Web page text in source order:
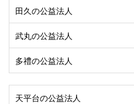
田久の公益法人
武丸の公益法人
多禮の公益法人
天平台の公益法人